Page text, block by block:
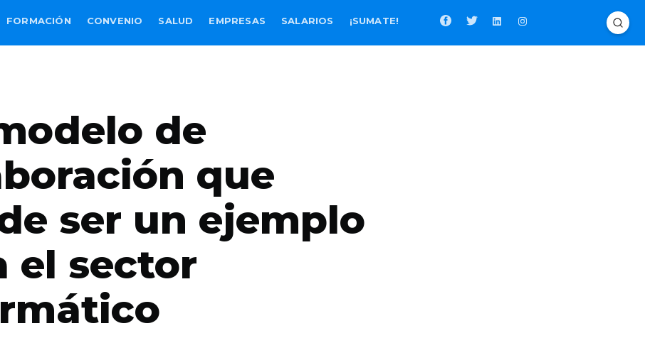
FORMACIÓN CONVENIO SALUD EMPRESAS SALARIOS ¡SUMATE!
de
que
ser un ejemplo
el sector